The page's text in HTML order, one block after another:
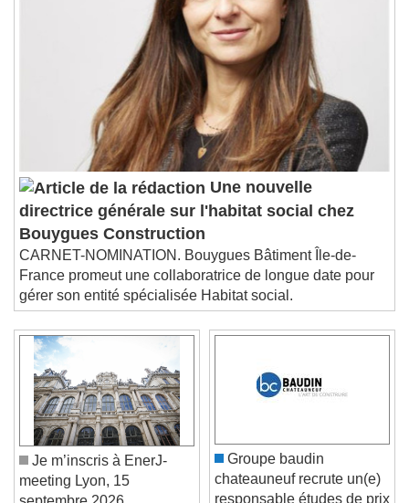
Une nouvelle
directrice générale sur l'habitat social chez
Bouygues Construction
CARNET-NOMINATION. Bouygues Bâtiment Île-de-
France promeut une collaboratrice de longue date pour
gérer son entité spécialisée Habitat social.
Je m’inscris à EnerJ-
meeting Lyon, 15
Groupe baudin
chateauneuf recrute un(e)